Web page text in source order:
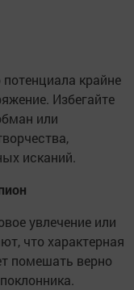
крайне
Избегайте
или
исканий.
увлечение или
что характерная
помешать верно